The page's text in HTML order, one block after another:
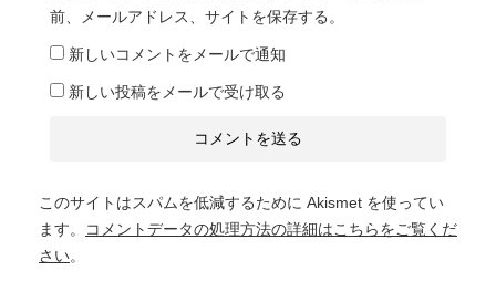
前、メールアドレス、サイトを保存する。
新しいコメントをメールで通知
新しい投稿をメールで受け取る
このサイトはスパムを低減するために Akismet を使ってい
ます。
コメントデータの処理方法の詳細はこちらをご覧くだ
さい。